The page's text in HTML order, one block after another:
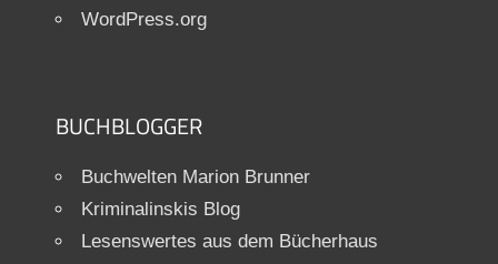
WordPress.org
BUCHBLOGGER
Buchwelten Marion Brunner
Kriminalinskis Blog
Lesenswertes aus dem Bücherhaus